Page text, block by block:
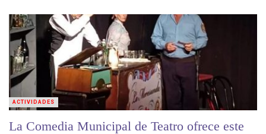
La Comedia Municipal de Teatro ofrece este
ACTIVIDADES